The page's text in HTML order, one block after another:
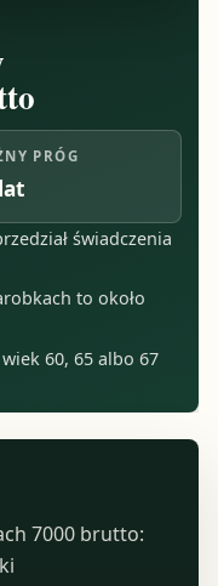
PRÓG
świadczenia
to około
60, 65 albo 67
7000 brutto: